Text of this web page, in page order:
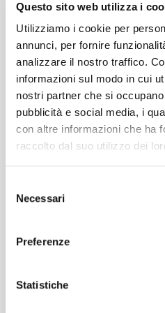
Questo sito web utilizza i
Utilizziamo i cookie per
annunci, per fornire
analizzare il nostro traffico.
informazioni sul modo in cui
nostri partner che si
pubblicità e social media, i
con altre informazioni che ha
raccolto dal suo utilizzo dei
delNecessari
Preferenze
Statistiche
soluzione perfetta
vuole il massimo del
Viaggio 100%
filosofia green
collettivo è la scelta
nostro bus toglie
auto private,
dell'evento.
traffico autostradale
stanchezza della
di mosh pit e
bus moderni mentre i